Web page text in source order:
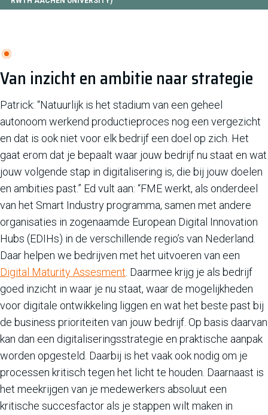
Van inzicht en ambitie naar strategie
Patrick: “Natuurlijk is het stadium van een geheel
autonoom werkend productieproces nog een vergezicht
en dat is ook niet voor elk bedrijf een doel op zich. Het
gaat erom dat je bepaalt waar jouw bedrijf nu staat en wat
jouw volgende stap in digitalisering is, die bij jouw doelen
en ambities past.” Ed vult aan: “FME werkt, als onderdeel
van het Smart Industry programma, samen met andere
organisaties in zogenaamde European Digital Innovation
Hubs (EDIHs) in de verschillende regio’s van Nederland.
Daar helpen we bedrijven met het uitvoeren van een
Digital Maturity Assesment . Daarmee krijg je als bedrijf
goed inzicht in waar je nu staat, waar de mogelijkheden
voor digitale ontwikkeling liggen en wat het beste past bij
de business prioriteiten van jouw bedrijf. Op basis daarvan
kan dan een digitaliseringsstrategie en praktische aanpak
worden opgesteld. Daarbij is het vaak ook nodig om je
processen kritisch tegen het licht te houden. Daarnaast is
het meekrijgen van je medewerkers absoluut een
kritische succesfactor als je stappen wilt maken in